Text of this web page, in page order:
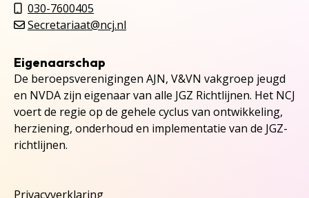
030-7600405
Secretariaat@ncj.nl
Eigenaarschap
De beroepsverenigingen AJN, V&VN vakgroep jeugd
en NVDA zijn eigenaar van alle JGZ Richtlijnen. Het NCJ
voert de regie op de gehele cyclus van ontwikkeling,
herziening, onderhoud en implementatie van de JGZ-
richtlijnen.
Privacyverklaring